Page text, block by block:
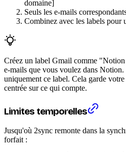
domaine]
Seuls les e-mails
Combinez avec les labels pour
Créez un label Gmail comme
e-mails que vous voulez dans
uniquement ce label. Cela garde
centrée sur ce qui compte.
Limites temporelles
Jusqu'où 2sync remonte dans la
forfait :